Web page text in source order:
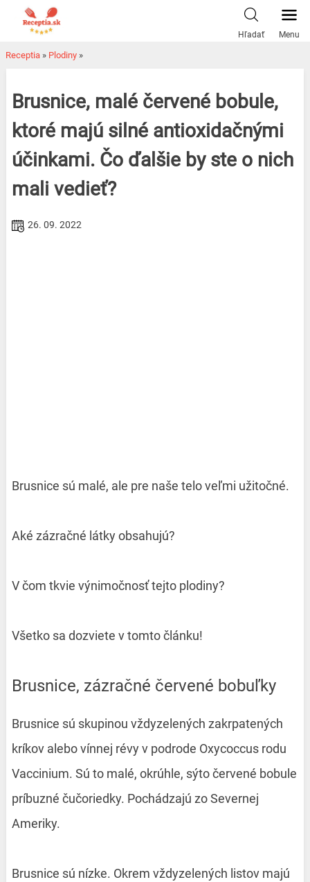
Hľadať Menu
Receptia » Plodiny »
Brusnice, malé červené bobule,
ktoré majú silné antioxidačnými
účinkami. Čo ďalšie by ste o nich
mali vedieť?
26. 09. 2022
Brusnice sú malé, ale pre naše telo veľmi užitočné.
Aké zázračné látky obsahujú?
V čom tkvie výnimočnosť tejto plodiny?
Všetko sa dozviete v tomto článku!
Brusnice, zázračné červené bobuľky
Brusnice sú skupinou vždyzelených zakrpatených
kríkov alebo vínnej révy v podrode Oxycoccus rodu
Vaccinium. Sú to malé, okrúhle, sýto červené bobule
príbuzné čučoriedky. Pochádzajú zo Severnej
Ameriky.
Brusnice sú nízke. Okrem vždyzelených listov majú